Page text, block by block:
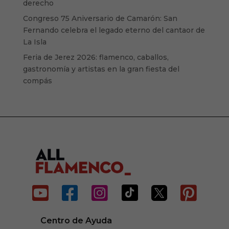
derecho
Congreso 75 Aniversario de Camarón: San
Fernando celebra el legado eterno del cantaor de
La Isla
Feria de Jerez 2026: flamenco, caballos,
gastronomía y artistas en la gran fiesta del
compás
     
Centro de Ayuda